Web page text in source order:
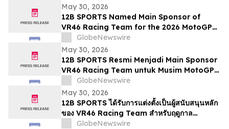
May 30, 2026
12B SPORTS Named Main Sponsor of
VR46 Racing Team for the 2026 MotoGP
SeasonGlobeNewswire
May 30, 2026
12B SPORTS Resmi Menjadi Main Sponsor
VR46 Racing Team untuk Musim MotoGP
2026GlobeNewswire
May 30, 2026
12B SPORTS ได้รับการแต่งตั้งเป็นผู้สนับสนุนหลัก
ของ VR46 Racing Team สำหรับฤดูกาล
MotoGP 2026
GlobeNewswire